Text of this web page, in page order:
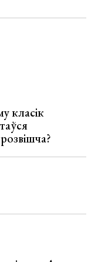
класік